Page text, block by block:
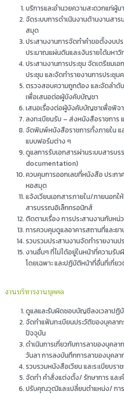
บริการและอำนวยความสะดวกแก่ผู้
จัดระบบการดำเนินงานด้านงานสา
สมุด
ประสานงานการจัดทำคำขอตั้งงบป
ประมาณแผ่นดินและเงินรายได้มหา
ประสานงานการประชุม จัดเตรียมเ
ประชุม และจัดทำรายงานการประ
ตรวจสอบความถูกต้อง และจัดลำ
เพื่อเสนอต่อผู้บังคับบัญชา
เสนอเรื่องต่อผู้บังคับบัญชาเพื่อพิจ
ลงทะเบียนรับ – ส่งหนังสือราชการ
จัดพิมพ์หนังสือราชการทั้งภายใน แ
แบบฟอร์มต่าง ๆ
ดูแลการรับเอกสารผ่านระบบสารบ
documentation)
ควบคุมการออกเลขที่หนังสือ ประก
หอสมุด
แจ้งเวียนเอกสารภายใน/ภายนอกใ
สารบรรณอิเล็กทรอนิกส์
ติดตามเรื่อง การประสานงานกับหน่
การควบคุมดูแลอาคารสถานที่และย
รวบรวมประสานงานจัดทำรายงาน
งานอื่นๆ ที่ไม่ได้อยู่ในหน้าที่ความรั
โดยเฉพาะ และปฏิบัติหน้าที่อื่นที่เกี่ย
งานบริหารงานบุคคล
ดูแลและรับผิดชอบบัญชีลงเวลาปฏิ
จัดทำแฟ้มทะเบียนประวัติของบุคลา
ปัจจุบัน
ดำเนินการเกี่ยวกับการลาของบุคล
วันลา การลงบันทึกการลาของบุคลา
รวบรวมหนังสือเวียน และระเบียบรา
จัดทำ คำสั่งแต่งตั้ง/ รักษาการ แล
ปรับคุณวุฒิและเปลี่ยนตำแหน่ง/ กา